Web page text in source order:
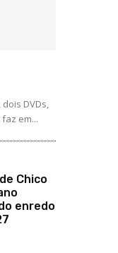
DVDs,
em...
Chico
enredo